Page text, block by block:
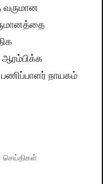
வருமான
நாயகம்
Categories
செய்திகள்